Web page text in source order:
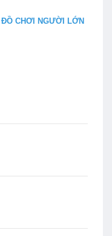
ĐỒ CHƠI NGƯỜI LỚN